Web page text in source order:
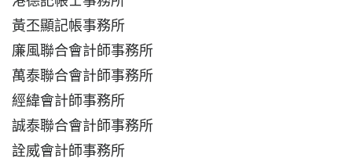
黃丕顯記帳事務所
廉風聯合會計師事務所
萬泰聯合會計師事務所
經緯會計師事務所
誠泰聯合會計師事務所
詮威會計師事務所